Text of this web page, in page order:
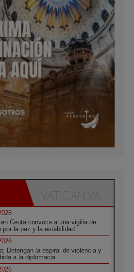
Ceuta convoca a una vigilia de
por la paz y la estabilidad
Detengan la espiral de violencia y
a la diplomacia